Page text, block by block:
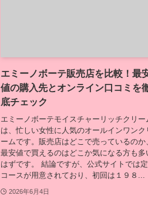
エミーノボーテ販売店を比較！最
値の購入先とオンライン口コミを
底チェック
エミーノボーテモイスチャーリッチクリー
は、忙しい女性に人気のオールインワンク
ームです。販売店はどこで売っているのか
最安値で買えるのはどこか気になる方も多
はずです。 結論ですが、公式サイトでは
コースが用意されており、初回は１９８...
2026年6月4日